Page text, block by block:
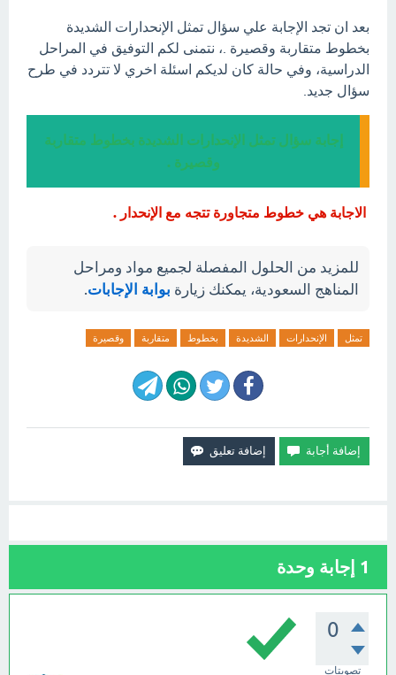
بعد ان تجد الإجابة علي سؤال تمثل الإنحدارات الشديدة
بخطوط متقاربة وقصيرة .، نتمنى لكم التوفيق في المراحل
الدراسية، وفي حالة كان لديكم اسئلة اخري لا تتردد في طرح
سؤال جديد.
إجابة سؤال تمثل الإنحدارات الشديدة بخطوط متقاربة
وقصيرة .
الاجابة هي خطوط متجاورة تتجه مع الإنحدار .
للمزيد من الحلول المفصلة لجميع مواد ومراحل
المناهج السعودية، يمكنك زيارة بوابة الإجابات.
تمثل الإنحدارات الشديدة بخطوط متقاربة وقصيرة
1 إجابة وحدة
0
تصويتات